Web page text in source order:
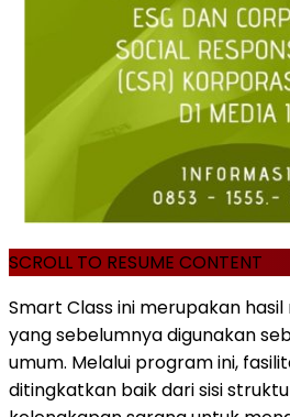
SCROLL TO RESUME CONTENT
Smart Class ini merupakan
yang sebelumnya digunakan
umum. Melalui program ini,
ditingkatkan baik dari sisi